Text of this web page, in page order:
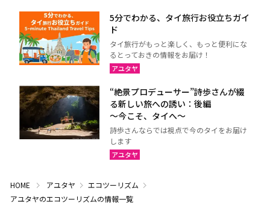
5分でわかる、タイ旅行お役立ちガイ
ド
タイ旅行がもっと楽しく、もっと便利にな
るとっておきの情報をお届け！
アユタヤ
“絶景プロデューサー”詩歩さんが綴
る新しい旅への誘い：後編
～今こそ、タイへ～
詩歩さんならでは視点で今のタイをお届け
します
アユタヤ
HOME アユタヤ
エコツーリズム
アユタヤのエコツーリズムの情報一覧